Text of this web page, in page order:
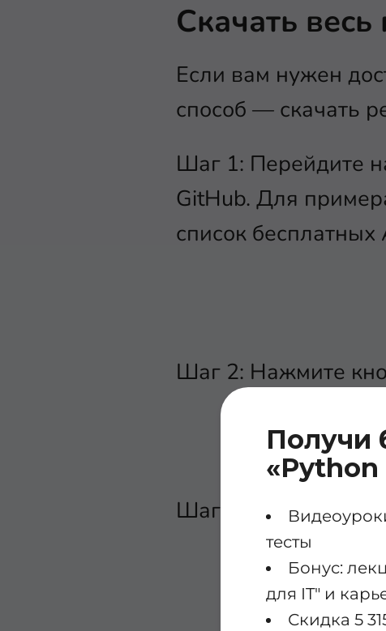
Получи
«Python
тесты
Бонус:
для IT" и
Скидка 5
Скачать весь
Если вам нужен
способ — скачать
Шаг 1: Перейдите
GitHub. Для
список бесплатных
Шаг 2: Нажмите
Шаг 3: В